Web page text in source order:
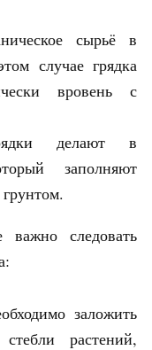
сырьё в
случае грядка
вровень с
делают в
заполняют
следовать
заложить
растений,